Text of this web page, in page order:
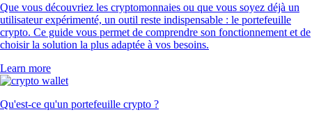
Que vous découvriez les cryptomonnaies ou que vous soyez déjà un
utilisateur expérimenté, un outil reste indispensable : le portefeuille
crypto. Ce guide vous permet de comprendre son fonctionnement et de
choisir la solution la plus adaptée à vos besoins.
Learn more
Qu'est-ce qu'un portefeuille crypto ?